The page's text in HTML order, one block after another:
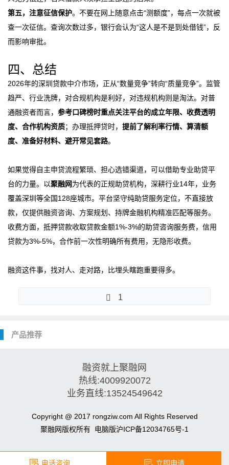
第五，注意征信保护。不要在网上随意点击“测额度”，每点一次就被
查一次征信。查询次数过多，银行会认为“这人是不是到处借钱”，反
而影响审批。
四、总结
2026年的深圳贷款中介市场，正从“数量竞争”转向“质量竞争”。监管
趋严、行业洗牌，对合规机构是利好，对违规机构则是淘汰。对普
通融资者而言， 参考口碑榜时重点关注平台的成立年限、收费透明
度、合作机构资质；办理抵押贷时， 提前了解利率行情、算清额
度、准备好材料、避开常见套路。
如果觉得自主申贷流程繁琐、担心选错渠道，可以借助专业助贷平
台的力量。以聚融网为代表的正规助贷机构，深耕行业14年，业务
覆盖深圳等全国128座城市。平台坚守纯助贷服务定位，不直接放
款，仅提供融资咨询、方案规划、持牌金融机构精准匹配等服务。
收费方面，抵押贷款收取贷款金额1%-3%的助贷咨询服务费，信用
贷款为3%-5%，合作前一次性明确所有费用，无隐形收费。
融资这件事，找对人、走对路，比埋头瞎跑重要得多。
1
产品推荐
融资就上聚融网
热线:4009920072
业务直线:13524549642
Copyright @ 2017 rongziw.com All Rights Reserved
聚融网版权所有 电脑版沪ICP备12034765号-1
电话咨询 立即申请